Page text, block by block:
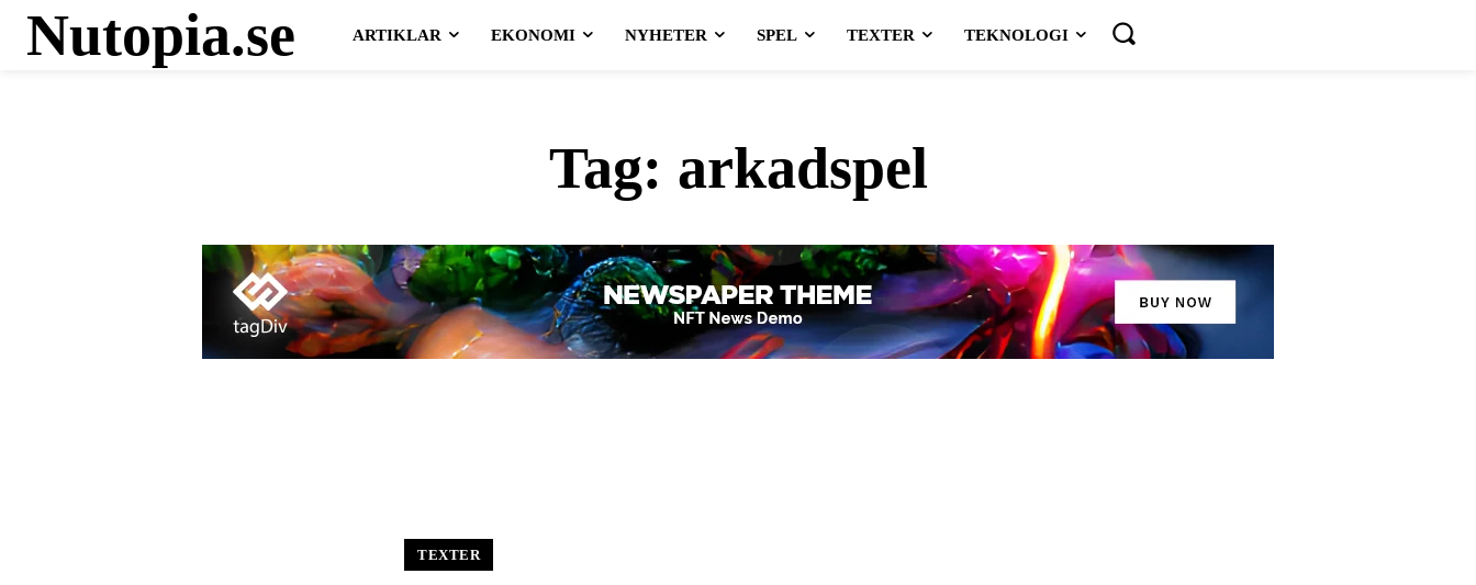
Nutopia.se ARTIKLAR EKONOMI NYHETER SPEL TEXTER TEKNOLOGI
Tag: arkadspel
TEXTER